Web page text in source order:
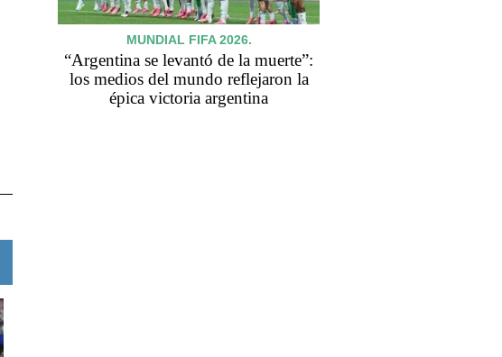
MUNDIAL FIFA 2026.
“Argentina se levantó de la muerte”:
los medios del mundo reflejaron la
épica victoria argentina